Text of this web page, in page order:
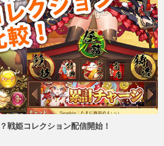
戦姫コレクション配信開始！